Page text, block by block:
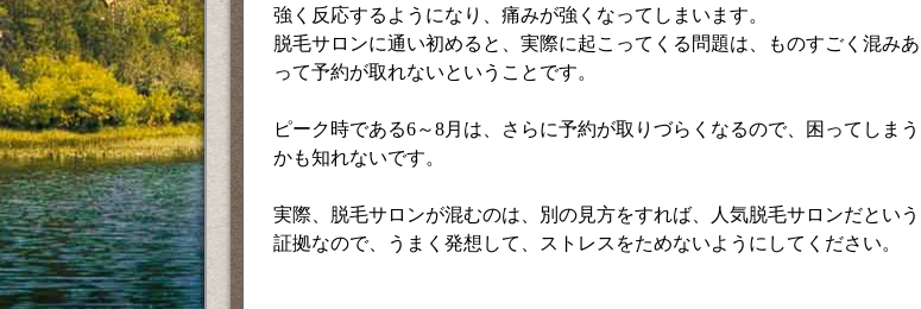
強く反応するようになり、痛みが強くなってしまいます。
脱毛サロンに通い初めると、実際に起こってくる問題は、ものすごく混みあ
って予約が取れないということです。
ピーク時である6～8月は、さらに予約が取りづらくなるので、困ってしまう
かも知れないです。
実際、脱毛サロンが混むのは、別の見方をすれば、人気脱毛サロンだという
証拠なので、うまく発想して、ストレスをためないようにしてください。